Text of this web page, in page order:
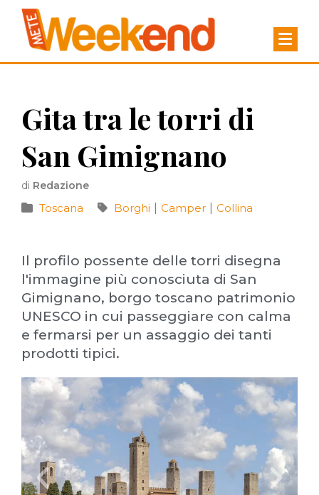
Gita tra le torri di
San Gimignano
di Redazione
Toscana Borghi Camper Collina
Il profilo possente delle torri disegna
l'immagine più conosciuta di San
Gimignano, borgo toscano patrimonio
UNESCO in cui passeggiare con calma
e fermarsi per un assaggio dei tanti
prodotti tipici.